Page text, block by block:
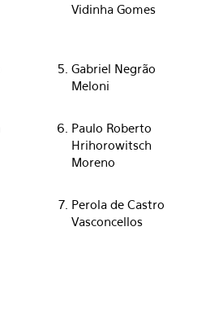
Vidinha Gomes
Gabriel Negrão
Meloni
Paulo Roberto
Hrihorowitsch
Moreno
Perola de Castro
Vasconcellos